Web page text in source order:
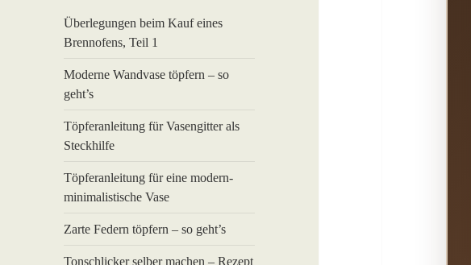
Überlegungen beim Kauf eines
Brennofens, Teil 1
Moderne Wandvase töpfern – so
geht’s
Töpferanleitung für Vasengitter als
Steckhilfe
Töpferanleitung für eine modern-
minimalistische Vase
Zarte Federn töpfern – so geht’s
Tonschlicker selber machen – Rezept